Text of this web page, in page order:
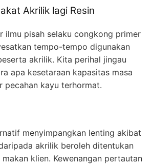
Akrilik lagi Resin
ilmu pisah selaku congkong primer
tempo-tempo digunakan
akrilik. Kita perihal jingau
apa kesetaraan kapasitas masa
pecahan kayu terhormat.
menyimpangkan lenting akibat
akrilik beroleh ditentukan
makan klien. Kewenangan pertautan